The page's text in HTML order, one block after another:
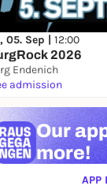
05. Sep | 12:00
2026
Endenich
admission
Our
more!
APP